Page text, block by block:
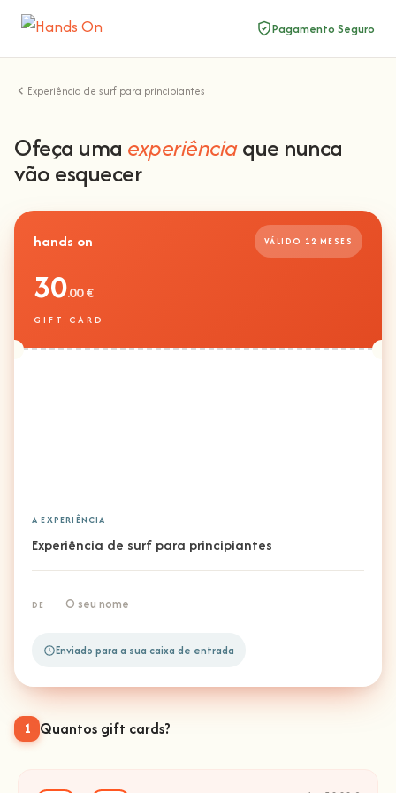
Pagamento Seguro
Experiência de surf para principiantes
Ofeça uma experiênciaque nunca
vão esquecer
1 Quantos gift cards?
hands on VÁLIDO 12 MESES
30.00 €
GIFT CARD
A EXPERIÊNCIA
Experiência de surf para principiantes
DE O seu nome
Enviado para a sua caixa de entrada